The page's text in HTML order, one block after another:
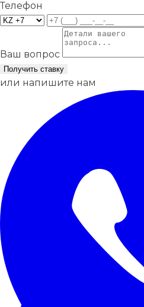
Телефон
Ваш вопрос
Получить ставку
или напишите нам